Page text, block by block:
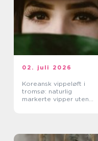
02. juli 2026
Koreansk vippeløft i
tromsø: naturlig
markerte vipper uten